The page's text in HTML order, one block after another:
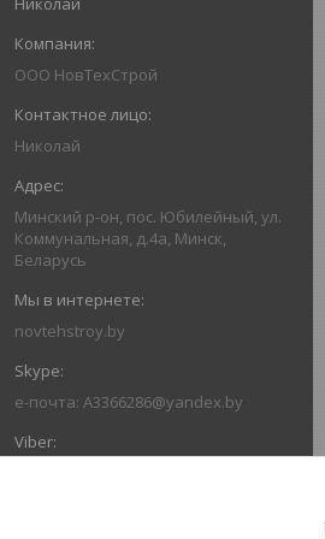
ООО НовТехСтрой
Николай
Минский р-он, пос. Юбилейный, ул.
Коммунальная, д.4а, Минск,
Беларусь
novtehstroy.by
e-почта: A3366286@yandex.by